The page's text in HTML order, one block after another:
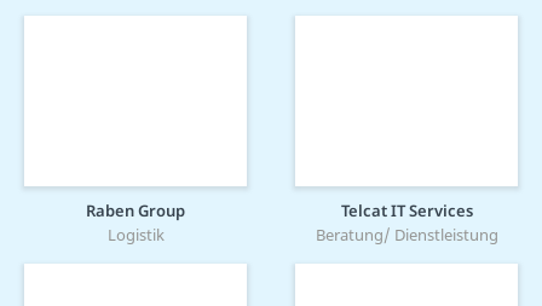
Raben Group
Logistik
Telcat IT Services
Beratung/ Dienstleistung